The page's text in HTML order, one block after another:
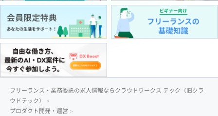
フリーランス・業務委託の求人情報ならクラウドワークス テック（旧クラ
ウドテック）
プロダクト開発・運営